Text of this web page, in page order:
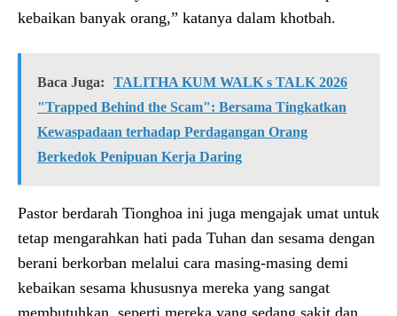
kebaikan banyak orang,” katanya dalam khotbah.
Baca Juga:
TALITHA KUM WALK s TALK 2026
"Trapped Behind the Scam": Bersama Tingkatkan
Kewaspadaan terhadap Perdagangan Orang
Berkedok Penipuan Kerja Daring
Pastor berdarah Tionghoa ini juga mengajak umat untuk
tetap mengarahkan hati pada Tuhan dan sesama dengan
berani berkorban melalui cara masing-masing demi
kebaikan sesama khususnya mereka yang sangat
membutuhkan, seperti mereka yang sedang sakit dan